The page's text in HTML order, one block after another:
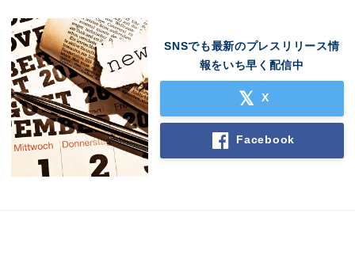
SNSでも最新のプレスリリース情
報をいち早く配信中
X
Facebook
English